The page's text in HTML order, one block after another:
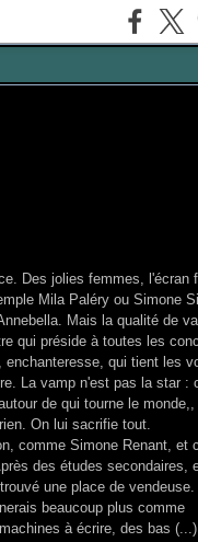
Des jolies femmes, l'écran
Mila Paléry ou Simone
Mais la qualité de
qui préside à toutes les
qui tient les
La vamp n'est pas la star :
de qui tourne le monde,,
On lui sacrifie tout.
comme Simone Renant, et
des études secondaires,
une place de vendeuse.
beaucoup plus comme
à écrire, des bas